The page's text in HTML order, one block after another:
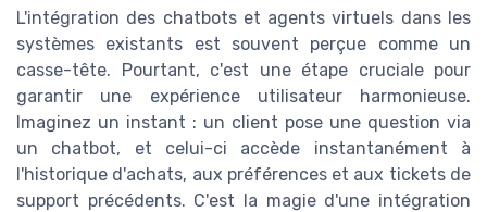
L'intégration des chatbots et agents virtuels dans les
systèmes existants est souvent perçue comme un
casse-tête. Pourtant, c'est une étape cruciale pour
garantir une expérience utilisateur harmonieuse.
Imaginez un instant : un client pose une question via
un chatbot, et celui-ci accède instantanément à
l'historique d'achats, aux préférences et aux tickets de
support précédents. C'est la magie d'une intégration